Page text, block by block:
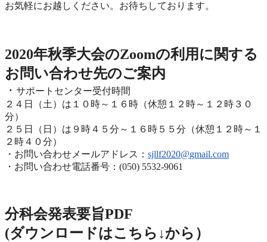
お気軽にお越しください。お待ちしております。
2020年秋季大会のZoomの利用に関する
お問い合わせ先のご案内
・ サポートセンター受付時間
２４日（土）は１０時～１６時（休憩１２時～１２時３０
分）
２５日（日）は９時４５分～１６時５５分（休憩１２時～ １
２時４０分）
・お問い合わせメールアドレス： sjllf2020@gmail.com
・お問い合わせ電話番号：(050) 5532-9061
分科会発表要旨PDF
(ダウンロードはこちら↓から ）